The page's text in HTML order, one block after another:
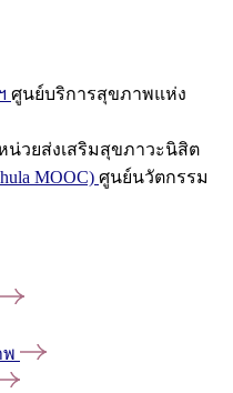
ศูนย์บริการสุขภาพแห่ง
น่วยส่งเสริมสุขภาวะนิสิต
MOOC) ศูนย์นวัตกรรม
พ